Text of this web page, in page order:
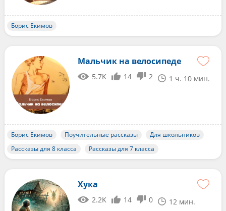
Борис Екимов
Мальчик на велосипеде
5.7K 14 2 1 ч. 10 мин.
Борис Екимов Поучительные рассказы
Для школьников
Рассказы для 8 класса
Рассказы для 7 класса
Хука
2.2K 14 0 12 мин.